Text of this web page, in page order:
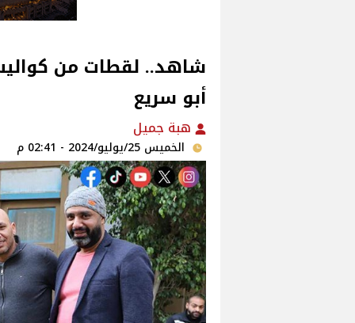
أبو سريع
هبة جميل
الخميس 25/يوليو/2024 - 02:41 م